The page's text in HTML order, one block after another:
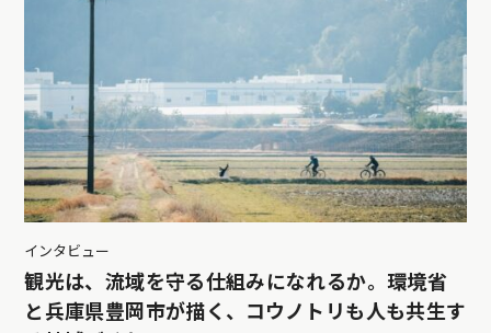
インタビュー
観光は、流域を守る仕組みになれるか。環境省
と兵庫県豊岡市が描く、コウノトリも人も共生す